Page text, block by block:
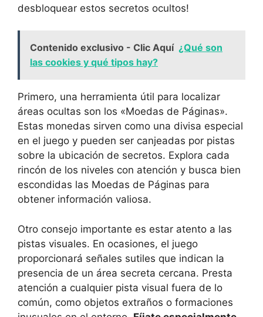
desbloquear estos secretos ocultos!
Contenido exclusivo - Clic Aquí ¿Qué son
las cookies y qué tipos hay?
Primero, una herramienta útil para localizar
áreas ocultas son los «Moedas de Páginas».
Estas monedas sirven como una divisa especial
en el juego y pueden ser canjeadas por pistas
sobre la ubicación de secretos. Explora cada
rincón de los niveles con atención y busca bien
escondidas las Moedas de Páginas para
obtener información valiosa.
Otro consejo importante es estar atento a las
pistas visuales. En ocasiones, el juego
proporcionará señales sutiles que indican la
presencia de un área secreta cercana. Presta
atención a cualquier pista visual fuera de lo
común, como objetos extraños o formaciones